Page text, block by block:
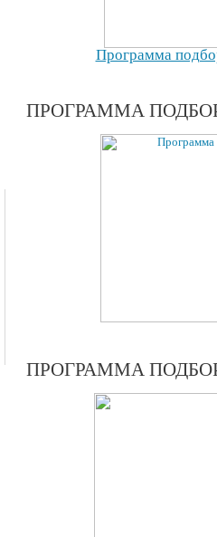
Программа
ПРОГРАММА
ПРОГРАММА